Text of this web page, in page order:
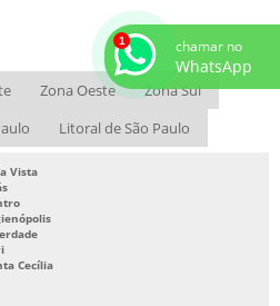
GERADOR
PRIMÁRIA
Zona Oeste
Zona Sul
Litoral de São Paulo
Vista
Cecília
chamar no
WhatsApp